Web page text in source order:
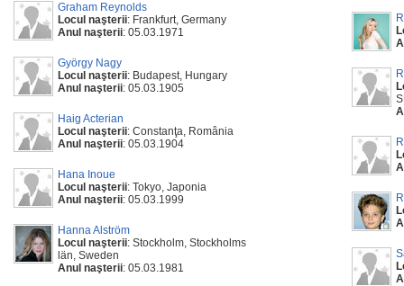
Graham Reynolds
Locul naşterii: Frankfurt, Germany
Anul naşterii: 05.03.1971
György Nagy
Locul naşterii: Budapest, Hungary
Anul naşterii: 05.03.1905
Haig Acterian
Locul naşterii: Constanţa, România
Anul naşterii: 05.03.1904
Hana Inoue
Locul naşterii: Tokyo, Japonia
Anul naşterii: 05.03.1999
Hanna Alström
Locul naşterii: Stockholm, Stockholms
län, Sweden
Anul naşterii: 05.03.1981